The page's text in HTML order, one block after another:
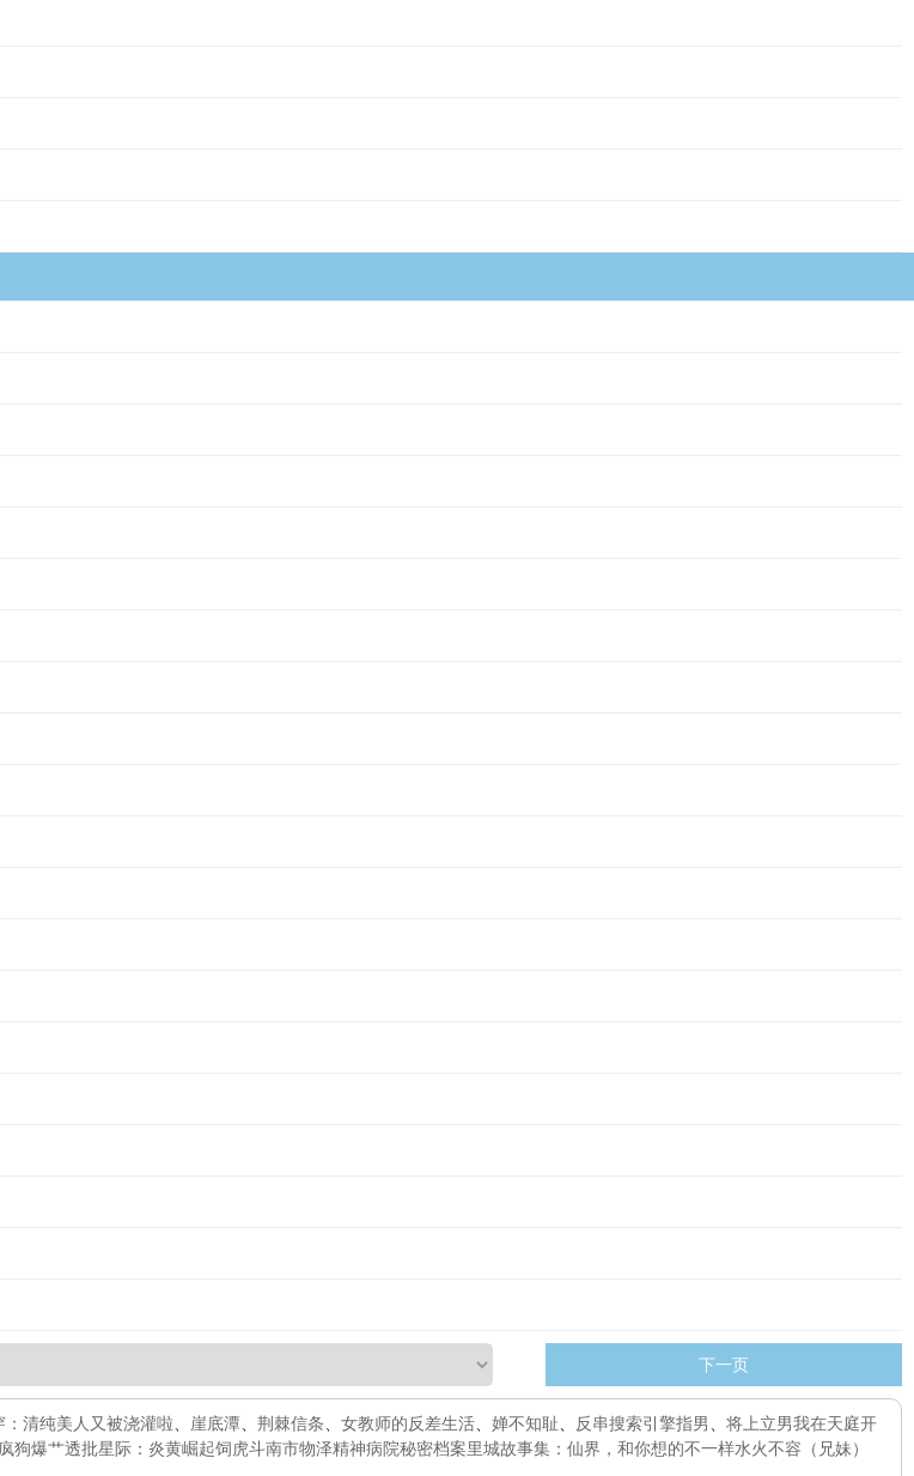
下一页
：清纯美人又被浇灌啦 崖底潭 荆棘信条 女教师的反差生活 婵不知耻 反串搜索引擎指男 将上立男我在天庭开
狗爆艹透批星际：炎黄崛起饲虎斗南市物泽精神病院秘密档案里城故事集：仙界，和你想的不一样水火不容（兄妹）